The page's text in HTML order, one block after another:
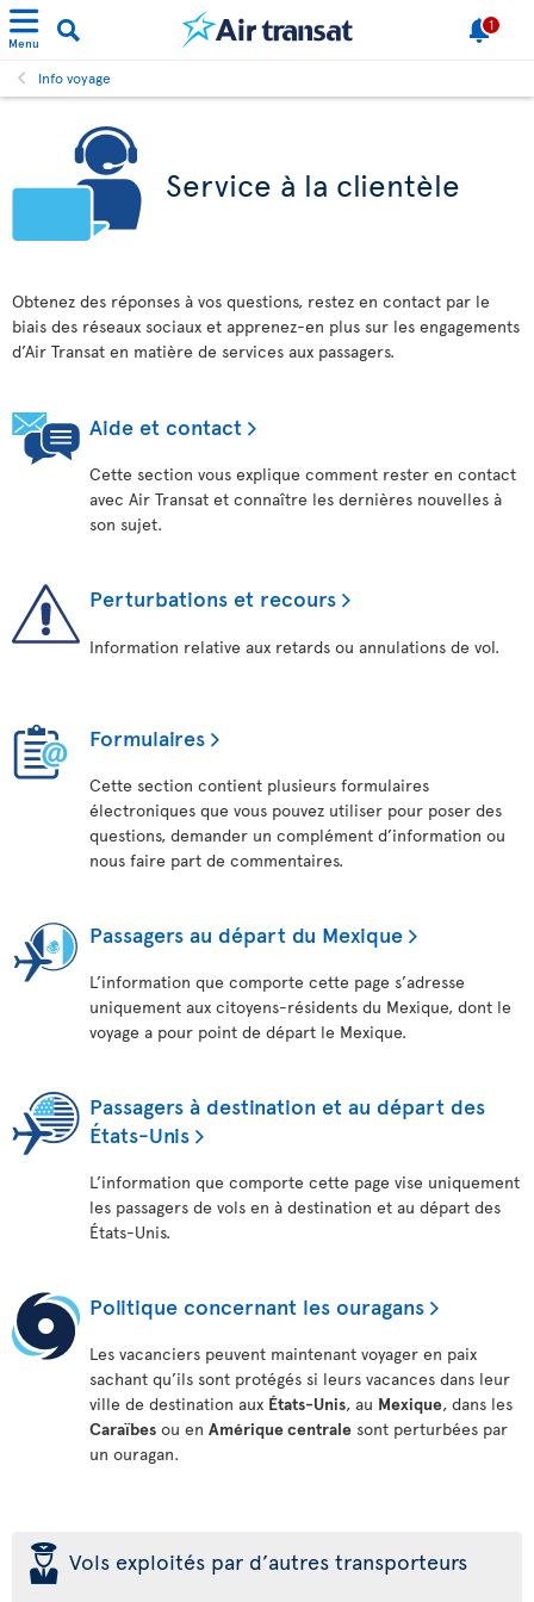
Menu
1
Info voyage
Service à la clientèle
Obtenez des réponses à vos questions, restez en contact par le
biais des réseaux sociaux et apprenez-en plus sur les engagements
d’Air Transat en matière de services aux passagers.
Aide et contact
Cette section vous explique comment rester en contact
avec Air Transat et connaître les dernières nouvelles à
son sujet.
Perturbations et recours
Information relative aux retards ou annulations de vol.
Formulaires
Cette section contient plusieurs formulaires
électroniques que vous pouvez utiliser pour poser des
questions, demander un complément d’information ou
nous faire part de commentaires.
Passagers au départ du Mexique
L’information que comporte cette page s’adresse
uniquement aux citoyens-résidents du Mexique, dont le
voyage a pour point de départ le Mexique.
Passagers à destination et au départ des
États-Unis
L’information que comporte cette page vise uniquement
les passagers de vols en à destination et au départ des
États-Unis.
Politique concernant les ouragans
Les vacanciers peuvent maintenant voyager en paix
sachant qu’ils sont protégés si leurs vacances dans leur
ville de destination aux États-Unis, au Mexique, dans les
Caraïbes ou en Amérique centrale sont perturbées par
un ouragan.
þ Vols exploités par d’autres transporteurs